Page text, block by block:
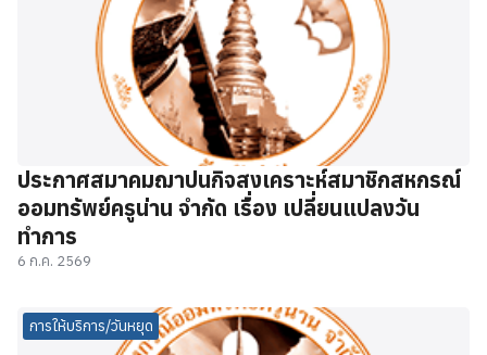
ประกาศสมาคมฌาปนกิจสงเคราะห์สมาชิกสหกรณ์
ออมทรัพย์ครูน่าน จำกัด เรื่อง เปลี่ยนแปลงวัน
ทำการ
6 ก.ค. 2569
การให้บริการ/วันหยุด